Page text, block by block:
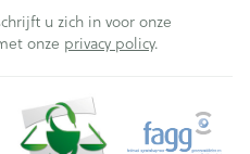
u zich in voor onze
onze privacy policy.